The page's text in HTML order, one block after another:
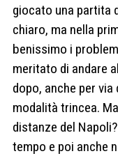
giocato una partita
chiaro, ma nella
benissimo i
meritato di andare
dopo, anche per
modalità trincea.
distanze del
tempo e poi anche